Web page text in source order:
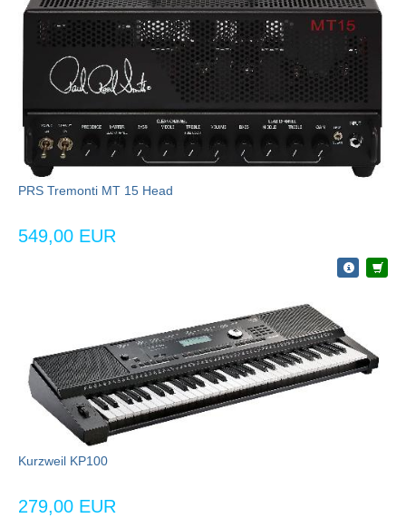
PRS Tremonti MT 15 Head
549,00 EUR
Kurzweil KP100
279,00 EUR